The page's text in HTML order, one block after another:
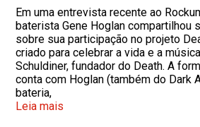
Em uma entrevista recente ao
baterista Gene Hoglan compartilhou
sobre sua participação no projeto
criado para celebrar a vida e a
Schuldiner, fundador do Death. A
conta com Hoglan (também do Dark
bateria,
Leia mais